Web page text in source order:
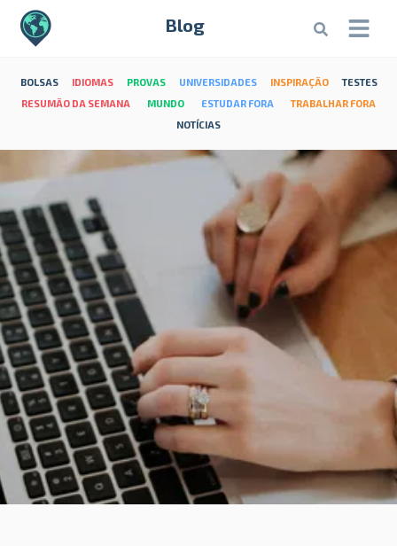
Blog
BOLSAS IDIOMAS PROVAS UNIVERSIDADES INSPIRAÇÃO
TESTES
RESUMÃO DA SEMANA
MUNDO ESTUDAR FORA
TRABALHAR FORA
NOTÍCIAS